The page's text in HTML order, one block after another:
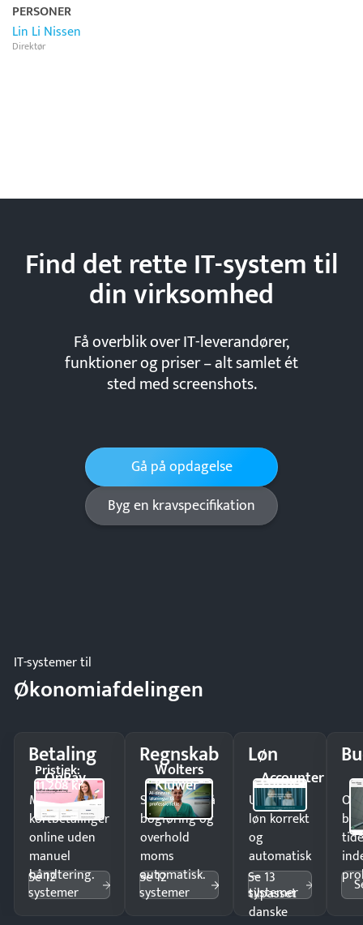
PERSONER
Lin Li Nissen
Direktør
Find det rette IT-system til
dinvirksomhed
Få overblik over IT-leverandører,
funktioner og priser – alt samlet ét
sted med screenshots.
Gå på opdagelse
Byg en kravspecifikation
IT-systemer til
Økonomiafdelingen
Betaling
OnPay
Pristjek:
11.208 kr
Modtag
kortbetalinger
online uden
manuel
håndtering.
Se 12
systemer
Regnskab
Wolters
Kluwer
Spar timer på
bogføring og
overhold
moms
automatisk.
Se 12
systemer
Løn
Accounter
Udbetal
løn korrekt
og
automatisk
—
tilpasset
danske
Se 13
systemer